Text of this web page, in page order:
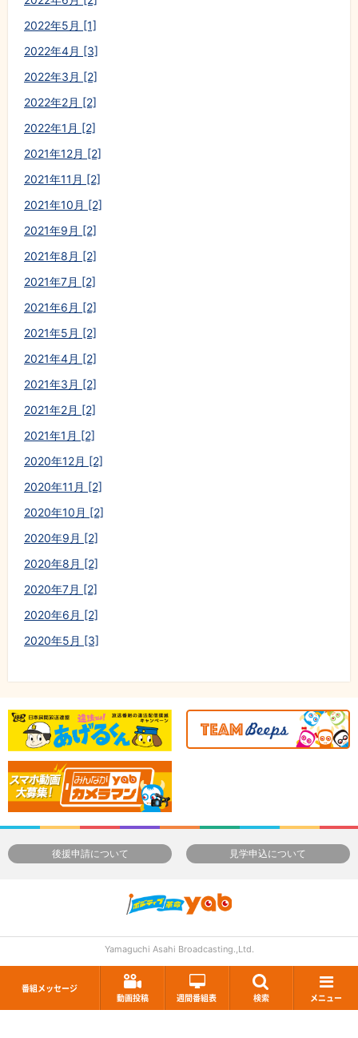
番組メッセージ
動画投稿
週間番組表 検索 メニュー
2022年5月 [1]
2022年4月 [3]
2022年3月 [2]
2022年2月 [2]
2022年1月 [2]
2021年12月 [2]
2021年11月 [2]
2021年10月 [2]
2021年9月 [2]
2021年8月 [2]
2021年7月 [2]
2021年6月 [2]
2021年5月 [2]
2021年4月 [2]
2021年3月 [2]
2021年2月 [2]
2021年1月 [2]
2020年12月 [2]
2020年11月 [2]
2020年10月 [2]
2020年9月 [2]
2020年8月 [2]
2020年7月 [2]
2020年6月 [2]
2020年5月 [3]
後援申請について 見学申込について
Yamaguchi Asahi Broadcasting.,Ltd.